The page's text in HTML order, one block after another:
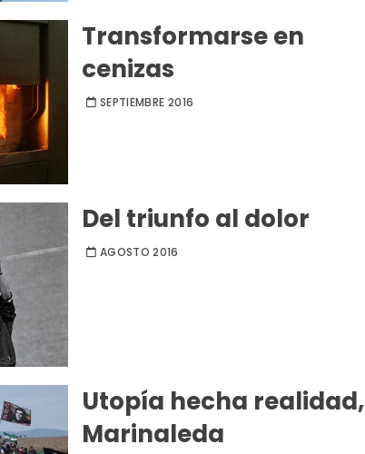
Transformarse en
cenizas
SEPTIEMBRE 2016
Del triunfo al dolor
AGOSTO 2016
Utopía hecha realidad,
Marinaleda